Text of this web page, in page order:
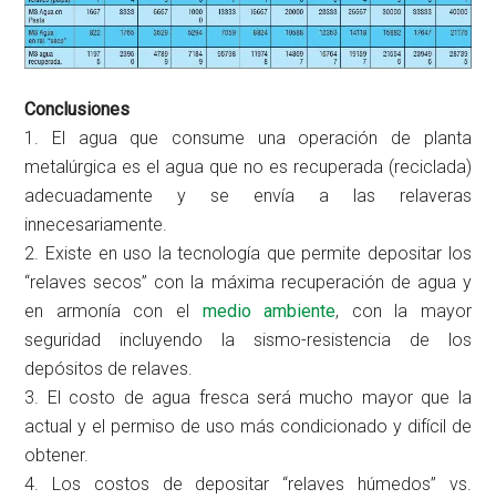
Conclusiones
1. El agua que consume una operación de planta
metalúrgica es el agua que no es recuperada (reciclada)
adecuadamente y se envía a las relaveras
innecesariamente.
2. Existe en uso la tecnología que permite depositar los
“relaves secos” con la máxima recuperación de agua y
en armonía con el medio ambiente, con la mayor
seguridad incluyendo la sismo-resistencia de los
depósitos de relaves.
3. El costo de agua fresca será mucho mayor que la
actual y el permiso de uso más condicionado y difícil de
obtener.
4. Los costos de depositar “relaves húmedos” vs.